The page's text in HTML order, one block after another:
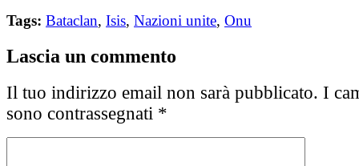
Tags: Bataclan, Isis, Nazioni unite, Onu
Lascia un commento
Il tuo indirizzo email non sarà pubblicato. I
sono contrassegnati *